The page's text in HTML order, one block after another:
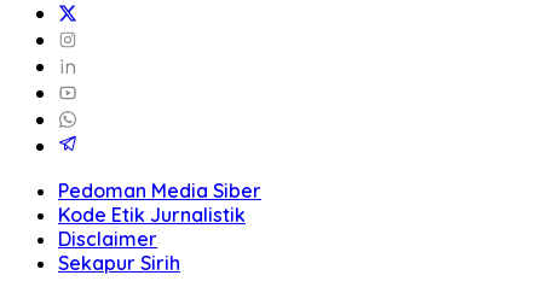
Pedoman Media Siber
Kode Etik Jurnalistik
Disclaimer
Sekapur Sirih